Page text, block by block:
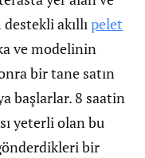
akıllıpelet
ve modelinin
bir tane satın
başlarlar. 8 saatin
yeterli olan bu
bir